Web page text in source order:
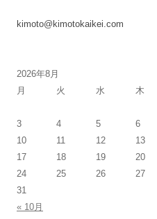
kimoto@kimotokaikei.com
2026年8月
月
火 水 木
3
4 5 6
10
11 12 13
17
18 19 20
24
25 26 27
31
« 10月